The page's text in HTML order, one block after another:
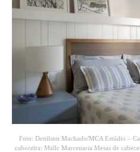
Foto: Denilson Machado/MCA Estúdio –
cabeceira: Mallc Marcenaria Mesas de